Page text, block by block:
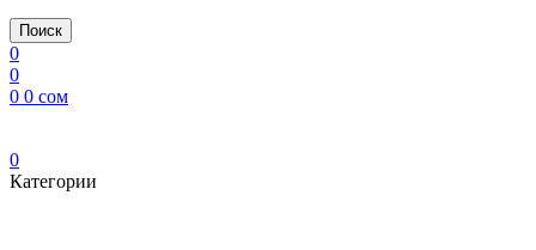
Поиск
0
0
0 0 сом
0
Категории